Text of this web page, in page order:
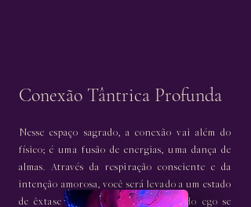
Conexão Tântrica Profunda
Nesse espaço sagrado, a conexão vai além do
físico; é uma fusão de energias, uma dança de
almas. Através da respiração consciente e da
intenção amorosa, você será levado a um estado
de êxtase e união, onde os limites do ego se